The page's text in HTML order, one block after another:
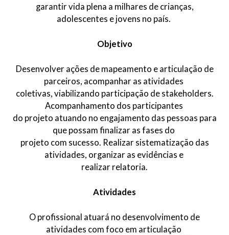
garantir vida plena a milhares de crianças,
adolescentes e jovens no país.
Objetivo
Desenvolver ações de mapeamento e articulação de
parceiros, acompanhar as atividades
coletivas, viabilizando participação de stakeholders.
Acompanhamento dos participantes
do projeto atuando no engajamento das pessoas para
que possam finalizar as fases do
projeto com sucesso. Realizar sistematização das
atividades, organizar as evidências e
realizar relatoria.
Atividades
O profissional atuará no desenvolvimento de
atividades com foco em articulação